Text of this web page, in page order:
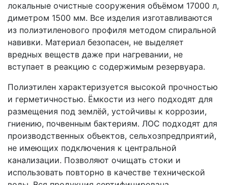
локальные очистные сооружения объёмом 17000 л,
диметром 1500 мм. Все изделия изготавливаются
из полиэтиленового профиля методом спиральной
навивки. Материал безопасен, не выделяет
вредных веществ даже при нагревании, не
вступает в реакцию с содержимым резервуара.
Полиэтилен характеризуется высокой прочностью
и герметичностью. Ёмкости из него подходят для
размещения под землёй, устойчивы к коррозии,
гниению, почвенным бактериям. ЛОС подходят для
производственных объектов, сельхозпредприятий,
не имеющих подключения к центральной
канализации. Позволяют очищать стоки и
использовать повторно в качестве технической